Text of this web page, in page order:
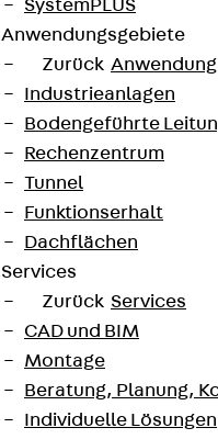
SystemPLUS
Anwendungsgebiete
Zurück
Industrieanlagen
Bodengeführte
Rechenzentrum
Tunnel
Funktionserhalt
Dachflächen
Services
Zurück Services
CAD und BIM
Montage
Beratung, Planung,
Individuelle Lösungen